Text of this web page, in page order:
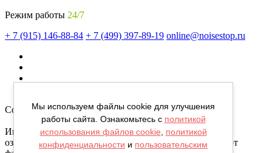
Режим работы 24/7
+ 7 (915) 146-88-84 + 7 (499) 397-89-19 online@noisestop.ru
Copyright © noisestop.ru 2026.
Информация о товарах на сайте приведена в целях
ознакомленияя. Фотографии, цвета могут отличаться от
Мы используем файлы cookie для улучшения
работы сайта. Ознакомьтесь с политикой
использования файлов cookie
политикой
конфиденциальности и пользовательским